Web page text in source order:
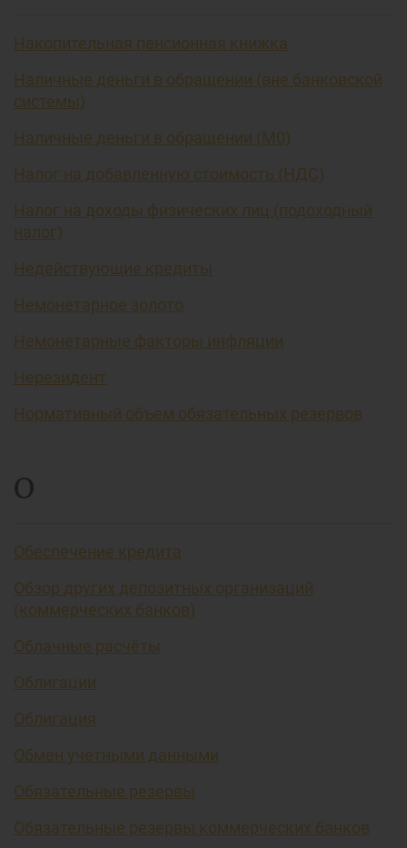
Накопительная пенсионная книжка
Наличные деньги в обращении (вне банковской
системы)
Наличные деньги в обращении (М0)
Налог на добавленную стоимость (НДС)
Налог на доходы физических лиц (подоходный
налог)
Недействующие кредиты
Немонетарное золото
Немонетарные факторы инфляции
Нерезидент
Нормативный объем обязательных резервов
О
Обеспечение кредита
Обзор других депозитных организаций
(коммерческих банков)
Облачные расчёты
Облигации
Облигация
Обмен учетными данными
Обязательные резервы
Обязательные резервы коммерческих банков